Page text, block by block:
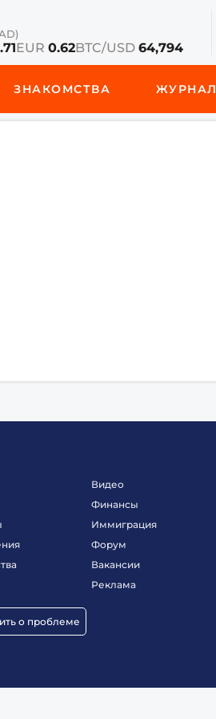
EUR 0.62BTC/USD 64,794
ЗНАКОМСТВА ЖУРНАЛ
о проблеме
Видео
Финансы
Иммиграция
Форум
Вакансии
Реклама